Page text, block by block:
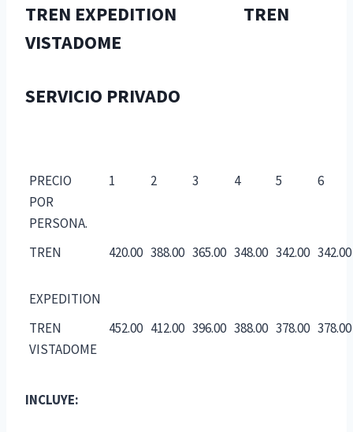
TREN EXPEDITION TREN
VISTADOME
SERVICIO PRIVADO
PRECIO
POR
PERSONA.
1 2 3 4 5 6
TREN
EXPEDITION
420.00 388.00 365.00 348.00 342.00 342.00
TREN
VISTADOME
452.00 412.00 396.00 388.00 378.00 378.00
INCLUYE: